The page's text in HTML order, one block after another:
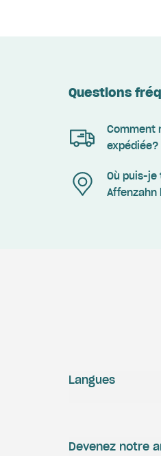
Questions
Comment
expédiée?
Où puis-je
Affenzahn
Devenez notre
Langues